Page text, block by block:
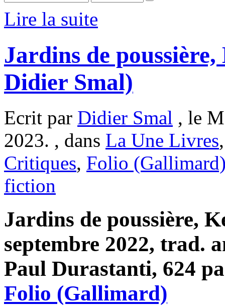
Lire la suite
Jardins de
Didier Smal)
Ecrit par Didier Smal , le
2023. , dans La Une Livres
Critiques, Folio
fiction
Jardins de poussière,
septembre 2022, trad.
Paul Durastanti, 624
Folio (Gallimard)